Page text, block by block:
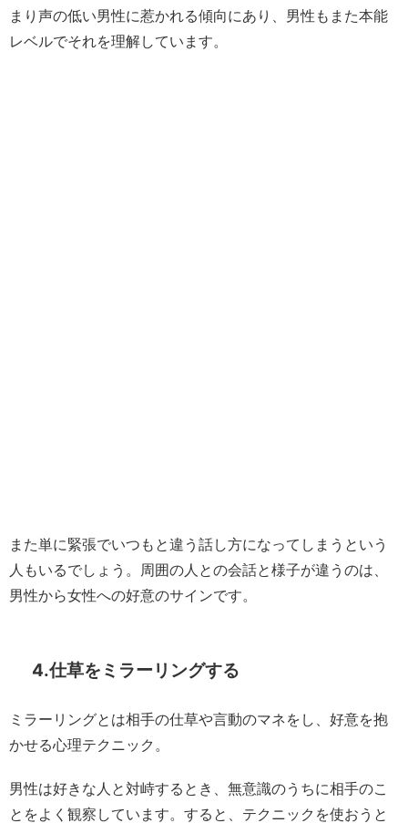
まり声の低い男性に惹かれる傾向にあり、男性もまた本能
レベルでそれを理解しています。
また単に緊張でいつもと違う話し方になってしまうという
人もいるでしょう。周囲の人との会話と様子が違うのは、
男性から女性への好意のサインです。
4.仕草をミラーリングする
ミラーリングとは相手の仕草や言動のマネをし、好意を抱
かせる心理テクニック。
男性は好きな人と対峙するとき、無意識のうちに相手のこ
とをよく観察しています。すると、テクニックを使おうと